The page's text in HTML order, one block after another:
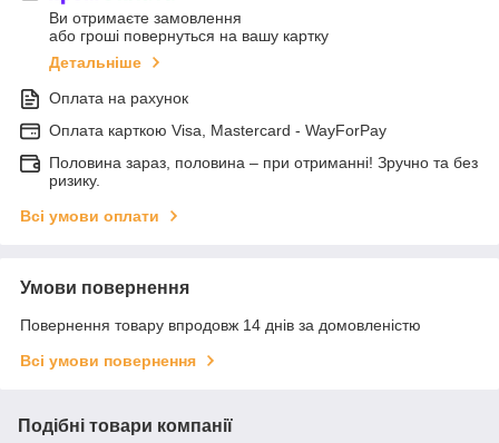
Ви отримаєте замовлення
або гроші повернуться на вашу картку
Детальніше
Оплата на рахунок
Оплата карткою Visa, Mastercard - WayForPay
Половина зараз, половина – при отриманні! Зручно та без
ризику.
Всі умови оплати
Умови повернення
Повернення товару впродовж 14 днів за домовленістю
Всі умови повернення
Подібні товари компанії